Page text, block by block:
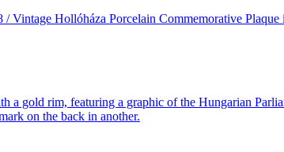
Vintage Hollóháza Porcelain Commemorative